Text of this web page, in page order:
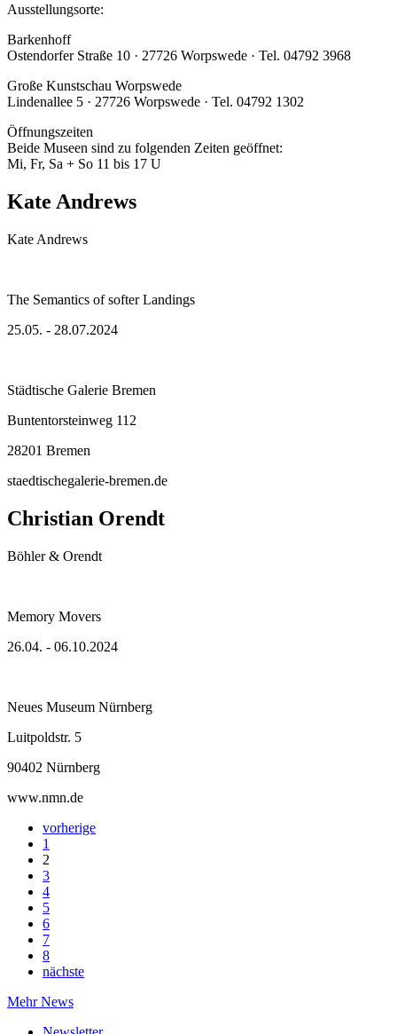
Ausstellungsorte:
Barkenhoff
Ostendorfer Straße 10 · 27726 Worpswede · Tel. 04792 3968
Große Kunstschau Worpswede
Lindenallee 5 · 27726 Worpswede · Tel. 04792 1302
Öffnungszeiten
Beide Museen sind zu folgenden Zeiten geöffnet:
Mi, Fr, Sa + So 11 bis 17 U
Kate Andrews
Kate Andrews
The Semantics of softer Landings
25.05. - 28.07.2024
Städtische Galerie Bremen
Buntentorsteinweg 112
28201 Bremen
staedtischegalerie-bremen.de
Christian Orendt
Böhler & Orendt
Memory Movers
26.04. - 06.10.2024
Neues Museum Nürnberg
Luitpoldstr. 5
90402 Nürnberg
www.nmn.de
vorherige
1
2
3
4
5
6
7
8
nächste
Mehr News